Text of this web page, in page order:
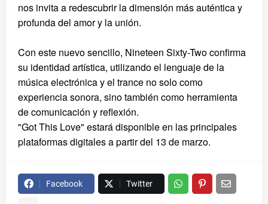
nos invita a redescubrir la dimensión más auténtica y
profunda del amor y la unión.
Con este nuevo sencillo, Nineteen Sixty-Two confirma
su identidad artística, utilizando el lenguaje de la
música electrónica y el trance no solo como
experiencia sonora, sino también como herramienta
de comunicación y reflexión.
"Got This Love" estará disponible en las principales
plataformas digitales a partir del 13 de marzo.
Facebook Twitter